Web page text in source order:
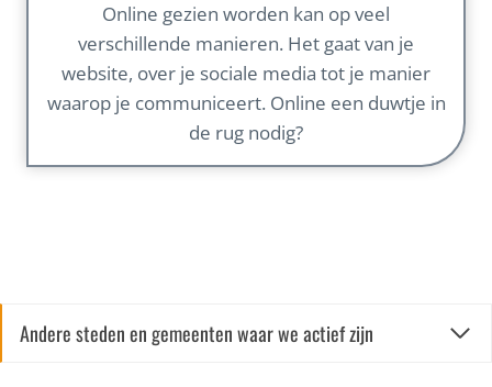
Online gezien worden kan op veel
verschillende manieren. Het gaat van je
website, over je sociale media tot je manier
waarop je communiceert. Online een duwtje in
de rug nodig?
Andere steden en gemeenten waar we actief zijn